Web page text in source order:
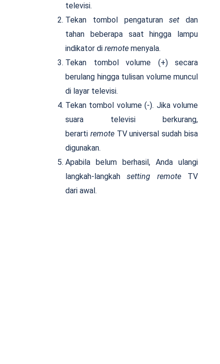
televisi.
Tekan tombol pengaturanset dan
tahan beberapa saat hingga lampu
indikator di remote menyala.
Tekan tombol volume (+) secara
berulang hingga tulisan volume muncul
di layar televisi.
Tekan tombol volume (-). Jika volume
suara televisi berkurang,
berarti remoteTV universal sudah bisa
digunakan.
Apabila belum berhasil, Anda ulangi
langkah-langkahsetting remoteTV
dari awal.